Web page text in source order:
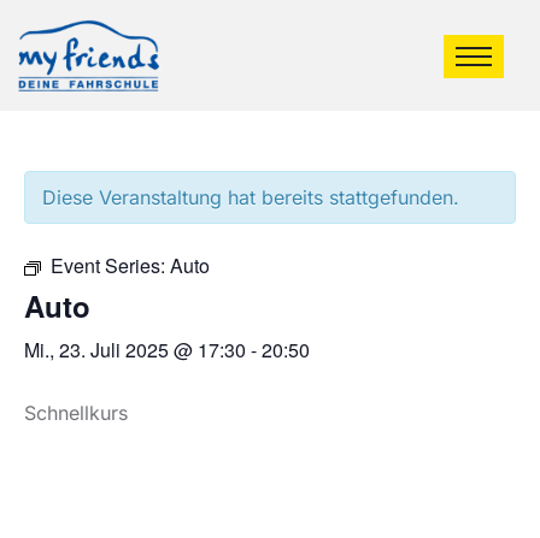
Diese Veranstaltung hat bereits stattgefunden.
Event Series: Auto
Auto
Mi., 23. Juli 2025 @ 17:30 -20:50
Schnellkurs